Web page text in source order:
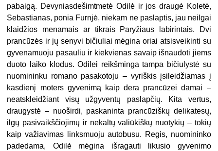
pabaigą. Devyniasdešimtmetė Odilė ir jos draugė Koletė,
Sebastianas, ponia Furnjė, niekam ne paslaptis, jau neilgai
klaidžios menamais ar tikrais Paryžiaus labirintais. Dvi
prancūzės ir jų senyvi bičiuliai mėgina oriai atsisveikinti su
gyvenamuoju pasauliu ir kiekvienas savaip išnaudoti jiems
duoto laiko klodus. Odilei reikšminga tampa bičiulystė su
nuomininku romano pasakotoju – vyriškis įsileidžiamas į
kasdienį moters gyvenimą kaip dera prancūzei damai –
neatskleidžiant visų užgyventų paslapčių. Kita vertus,
draugystė – nuoširdi, paskaninta prancūziškų delikatesų,
ilgų pasivaikščiojimų ir nekaltų valiūkiškų nuotykių – tokių
kaip važiavimas linksmuoju autobusu. Regis, nuomininko
padedama, Odilė mėgina išragauti likusio gyvenimo